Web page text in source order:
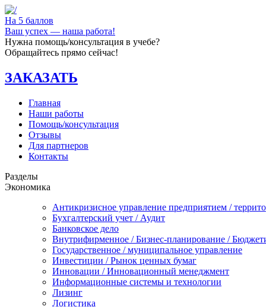
На 5 баллов
Ваш успех — наша работа!
Нужна помощь/консультация в учебе?
Обращайтесь прямо сейчас!
ЗАКАЗАТЬ
Главная
Наши работы
Помощь/консультация
Отзывы
Для партнеров
Контакты
Разделы
Экономика
Антикризисное управление предприятием /
Бухгалтерский учет / Аудит
Банковское дело
Внутрифирменное / Бизнес-планирование /
Государственное / муниципальное управление
Инвестиции / Рынок ценных бумаг
Инновации / Инновационный менеджмент
Информационные системы и технологии
Лизинг
Логистика